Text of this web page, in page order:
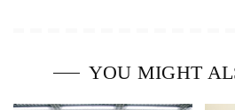
YOU MIGHT